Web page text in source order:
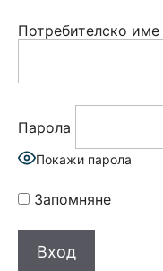
Потребителско
Парола
Покажи парола
Запомняне